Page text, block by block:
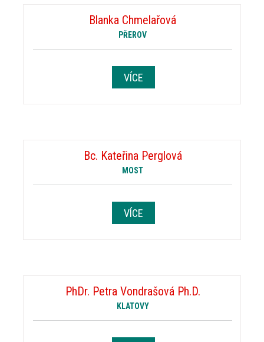
Blanka Chmelařová
PŘEROV
VÍCE
Bc. Kateřina Perglová
MOST
VÍCE
PhDr. Petra Vondrašová Ph.D.
KLATOVY